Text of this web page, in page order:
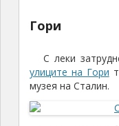
Гори
С леки
улиците на Гори
музея на Сталин.